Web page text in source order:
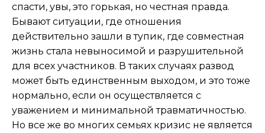
спасти, увы, это горькая, но честная правда.
Бывают ситуации, где отношения
действительно зашли в тупик, где совместная
жизнь стала невыносимой и разрушительной
для всех участников. В таких случаях развод
может быть единственным выходом, и это тоже
нормально, если он осуществляется с
уважением и минимальной травматичностью.
Но все же во многих семьях кризис не является